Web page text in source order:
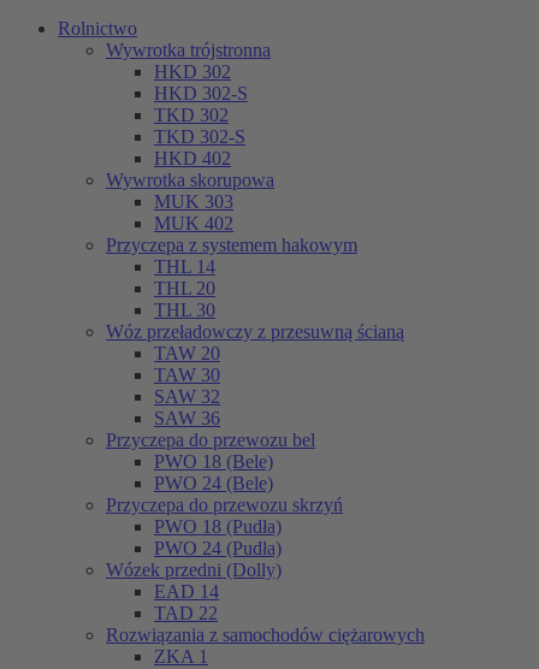
Rolnictwo
Wywrotka trójstronna
HKD 302
HKD 302-S
TKD 302
TKD 302-S
HKD 402
Wywrotka skorupowa
MUK 303
MUK 402
Przyczepa z systemem hakowym
THL 14
THL 20
THL 30
Wóz przeładowczy z przesuwną ścianą
TAW 20
TAW 30
SAW 32
SAW 36
Przyczepa do przewozu bel
PWO 18 (Bele)
PWO 24 (Bele)
Przyczepa do przewozu skrzyń
PWO 18 (Pudła)
PWO 24 (Pudła)
Wózek przedni (Dolly)
EAD 14
TAD 22
Rozwiązania z samochodów ciężarowych
ZKA 1